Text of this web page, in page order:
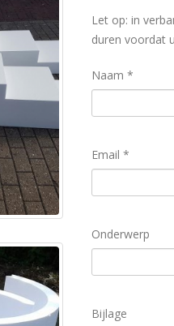
Let op: in
duren voordat
Naam *
Email *
Onderwerp
Bijlage